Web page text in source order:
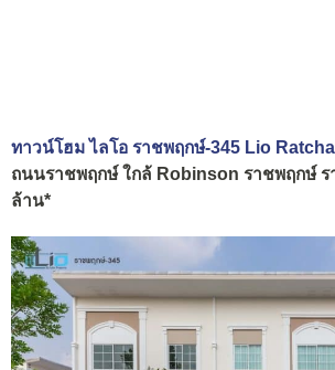
ทาวน์โฮม ไลโอ ราชพฤกษ์-345 Lio
ถนนราชพฤกษ์ ใกล้ Robinson ราชพฤกษ์ ร
ล้าน*